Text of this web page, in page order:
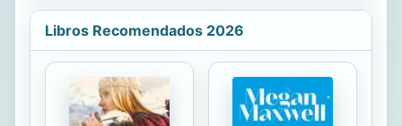
en el conocimiento de la enfermedad
y especialmente en la práctica de
brindará una ayuda excepcional y
natural para controlar tu dieta,
mejorar tu salud y reducir tu
hipertensión. Utiliza los ejemplos de
Libros Recomendados 2026